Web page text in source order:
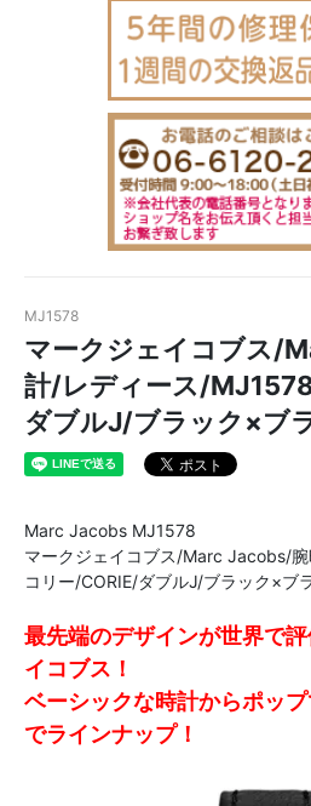
MJ1578
マークジェイコブス/
計/レディース/
ダブルJ/ブラック×ブ
Marc Jacobs MJ1578
マークジェイコブス/Marc Jacobs/
コリー/CORIE/ダブルJ/ブラック×ブ
最先端のデザインが世界で
イコブス！
ベーシックな時計からポッ
でラインナップ！